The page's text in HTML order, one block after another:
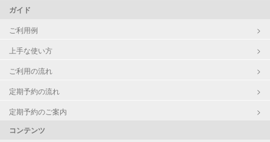
ガイド
ご利用例
上手な使い方
ご利用の流れ
定期予約の流れ
定期予約のご案内
コンテンツ